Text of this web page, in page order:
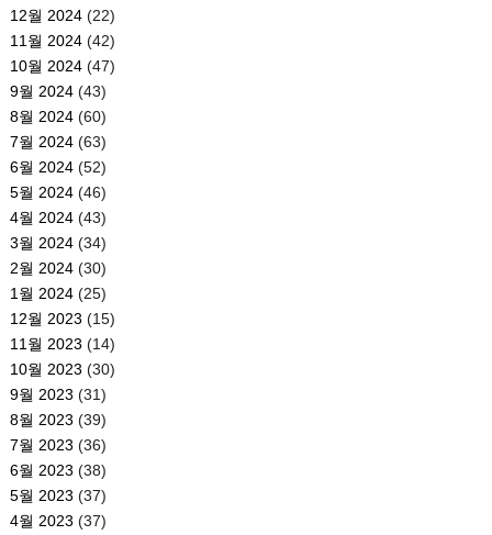
12월 2024(22)
11월 2024(42)
10월 2024(47)
9월 2024(43)
8월 2024(60)
7월 2024(63)
6월 2024(52)
5월 2024(46)
4월 2024(43)
3월 2024(34)
2월 2024(30)
1월 2024(25)
12월 2023 (15)
11월 2023 (14)
10월 2023 (30)
9월 2023 (31)
8월 2023 (39)
7월 2023 (36)
6월 2023 (38)
5월 2023 (37)
4월 2023 (37)